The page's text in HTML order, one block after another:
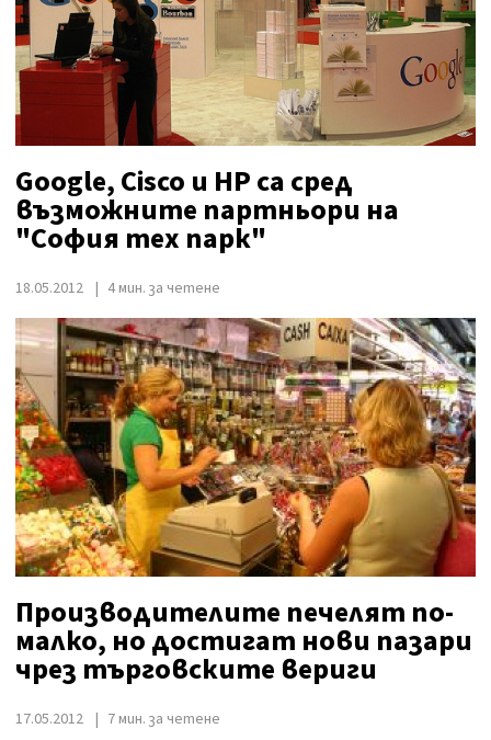
Google, Cisco и HP са сред
възможните партньори на
"София тех парк"
18.05.2012 4 мин. за четене
Производителите печелят по-
малко, но достигат нови пазари
чрез търговските вериги
17.05.2012 7 мин. за четене